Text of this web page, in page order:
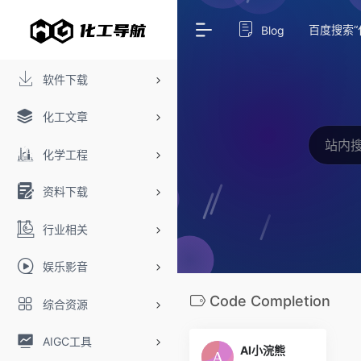
软件下载
化工文章
化学工程
资料下载
行业相关
娱乐影音
综合资源
AIGC工具
Blog 百度搜索“
Code Completion
AI小浣熊